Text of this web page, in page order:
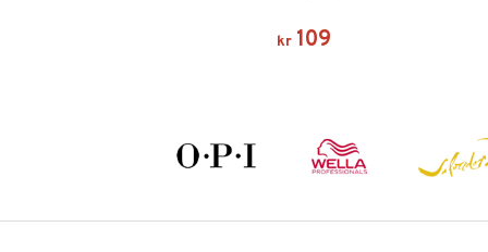
kr 109